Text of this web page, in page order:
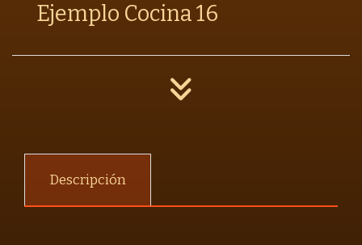
Ejemplo Cocina 16
Descripción